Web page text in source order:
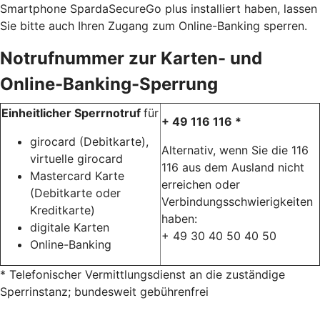
Smartphone SpardaSecureGo plus installiert haben, lassen
Sie bitte auch Ihren Zugang zum Online-Banking sperren.
Notrufnummer zur Karten- und
Online-Banking-Sperrung
Einheitlicher Sperrnotruf für
girocard (Debitkarte),
virtuelle girocard
Mastercard Karte
(Debitkarte oder
Kreditkarte)
digitale Karten
Online-Banking
+ 49 116 116 *
Alternativ, wenn Sie die 116
116 aus dem Ausland nicht
erreichen oder
Verbindungsschwierigkeiten
haben:
+ 49 30 40 50 40 50
* Telefonischer Vermittlungsdienst an die zuständige
Sperrinstanz; bundesweit gebührenfrei